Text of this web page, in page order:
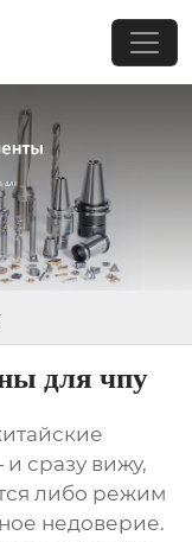
для чпу
сразу вижу,
либо режим
недоверие.